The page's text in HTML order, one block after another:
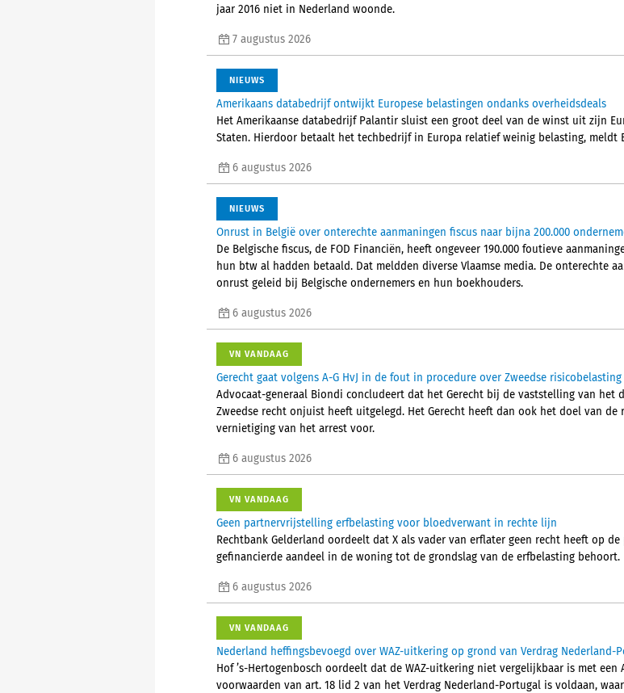
jaar 2016 niet in Nederland woonde.
7 augustus 2026
NIEUWS
Amerikaans databedrijf ontwijkt Europese belastingen ondanks overheidsdeals
Het Amerikaanse databedrijf Palantir sluist een groot deel van de winst uit zijn
Staten. Hierdoor betaalt het techbedrijf in Europa relatief weinig belasting, meldt
6 augustus 2026
NIEUWS
Onrust in België over onterechte aanmaningen fiscus naar bijna 200.000
De Belgische fiscus, de FOD Financiën, heeft ongeveer 190.000 foutieve
hun btw al hadden betaald. Dat meldden diverse Vlaamse media. De onterechte
onrust geleid bij Belgische ondernemers en hun boekhouders.
6 augustus 2026
VN VANDAAG
Gerecht gaat volgens A-G HvJ in de fout in procedure over Zweedse
Advocaat-generaal Biondi concludeert dat het Gerecht bij de vaststelling van het
Zweedse recht onjuist heeft uitgelegd. Het Gerecht heeft dan ook het doel van
vernietiging van het arrest voor.
6 augustus 2026
VN VANDAAG
Geen partnervrijstelling erfbelasting voor bloedverwant in rechte lijn
Rechtbank Gelderland oordeelt dat X als vader van erflater geen recht heeft op
gefinancierde aandeel in de woning tot de grondslag van de erfbelasting behoort.
6 augustus 2026
VN VANDAAG
Nederland heffingsbevoegd over WAZ-uitkering op grond van Verdrag Nederland-
Hof ’s-Hertogenbosch oordeelt dat de WAZ-uitkering niet vergelijkbaar is met
voorwaarden van art. 18 lid 2 van het Verdrag Nederland-Portugal is voldaan,